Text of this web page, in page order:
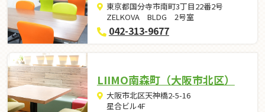
東京都国分寺市南町3丁目22番2号
ZELKOVA BLDG 2号室
042-313-9677
LIIMO南森町（大阪市北区）
大阪市北区天神橋2-5-16
星合ビル4F